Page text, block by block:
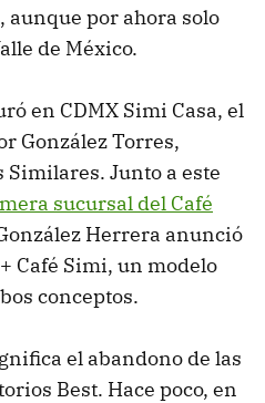
por ahora solo
de México.
en CDMX Simi Casa, el
González Torres,
Junto a este
sucursal del Café
Herrera anunció
Café Simi, un modelo
conceptos.
el abandono de las
Best. Hace poco, en